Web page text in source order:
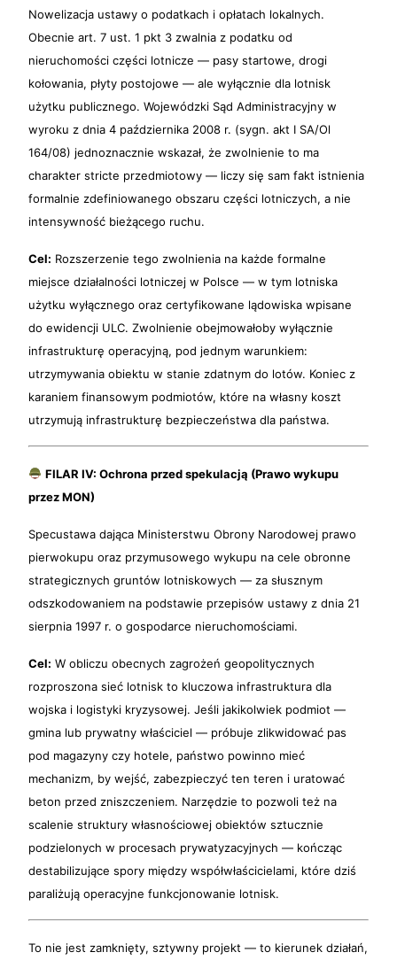
Nowelizacja ustawy o podatkach i opłatach lokalnych.
Obecnie art. 7 ust. 1 pkt 3 zwalnia z podatku od
nieruchomości części lotnicze — pasy startowe, drogi
kołowania, płyty postojowe — ale wyłącznie dla lotnisk
użytku publicznego. Wojewódzki Sąd Administracyjny w
wyroku z dnia 4 października 2008 r. (sygn. akt I SA/Ol
164/08) jednoznacznie wskazał, że zwolnienie to ma
charakter stricte przedmiotowy — liczy się sam fakt istnienia
formalnie zdefiniowanego obszaru części lotniczych, a nie
intensywność bieżącego ruchu.
Cel: Rozszerzenie tego zwolnienia na każde formalne
miejsce działalności lotniczej w Polsce — w tym lotniska
użytku wyłącznego oraz certyfikowane lądowiska wpisane
do ewidencji ULC. Zwolnienie obejmowałoby wyłącznie
infrastrukturę operacyjną, pod jednym warunkiem:
utrzymywania obiektu w stanie zdatnym do lotów. Koniec z
karaniem finansowym podmiotów, które na własny koszt
utrzymują infrastrukturę bezpieczeństwa dla państwa.
FILAR IV: Ochrona przed spekulacją (Prawo wykupu
przez MON)
Specustawa dająca Ministerstwu Obrony Narodowej prawo
pierwokupu oraz przymusowego wykupu na cele obronne
strategicznych gruntów lotniskowych — za słusznym
odszkodowaniem na podstawie przepisów ustawy z dnia 21
sierpnia 1997 r. o gospodarce nieruchomościami.
Cel: W obliczu obecnych zagrożeń geopolitycznych
rozproszona sieć lotnisk to kluczowa infrastruktura dla
wojska i logistyki kryzysowej. Jeśli jakikolwiek podmiot —
gmina lub prywatny właściciel — próbuje zlikwidować pas
pod magazyny czy hotele, państwo powinno mieć
mechanizm, by wejść, zabezpieczyć ten teren i uratować
beton przed zniszczeniem. Narzędzie to pozwoli też na
scalenie struktury własnościowej obiektów sztucznie
podzielonych w procesach prywatyzacyjnych — kończąc
destabilizujące spory między współwłaścicielami, które dziś
paraliżują operacyjne funkcjonowanie lotnisk.
To nie jest zamknięty, sztywny projekt — to kierunek działań,